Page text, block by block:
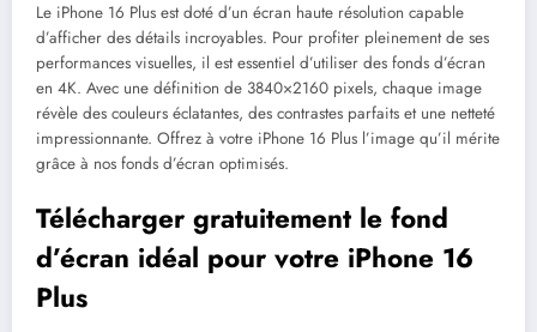
Le iPhone 16 Plus est doté d’un écran haute résolution capable
d’afficher des détails incroyables. Pour profiter pleinement de ses
performances visuelles, il est essentiel d’utiliser des fonds d’écran
en 4K. Avec une définition de 3840×2160 pixels, chaque image
révèle des couleurs éclatantes, des contrastes parfaits et une netteté
impressionnante. Offrez à votre iPhone 16 Plus l’image qu’il mérite
grâce à nos fonds d’écran optimisés.
Télécharger gratuitement le fond
d’écran idéal pour votre iPhone 16
Plus